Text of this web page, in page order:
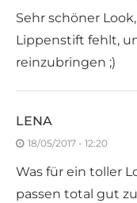
Sehr schöner
Lippenstift fehlt,
reinzubringen ;)
LENA
18/05/2017 - 12:20
Was für ein toller
passen total gut